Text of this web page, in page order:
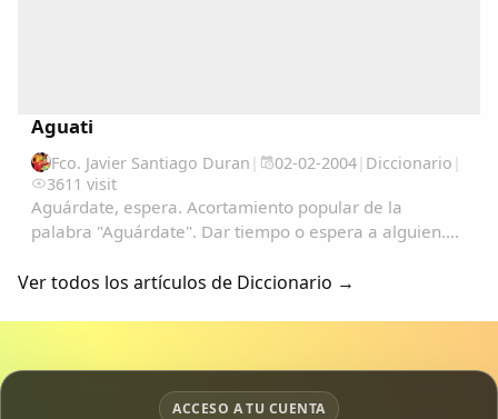
Aguati
Fco. Javier Santiago Duran | 02-02-2004| Diccionario |
3611 visit
Aguárdate, espera. Acortamiento popular de la
palabra "Aguárdate". Dar tiempo o espera a alguien....
Ver todos los artículos de Diccionario →
ACCESO A TU CUENTA